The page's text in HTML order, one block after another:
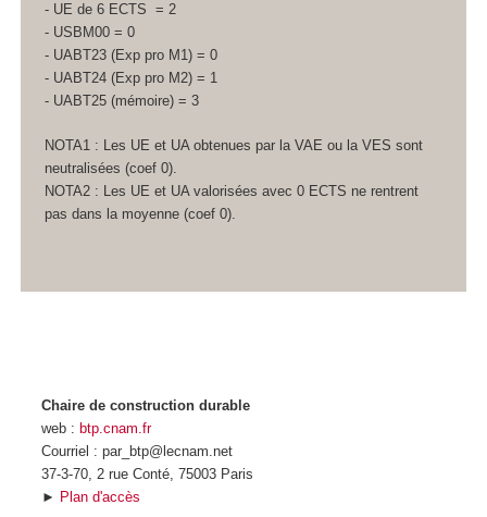
- UE de 6 ECTS = 2
- USBM00 = 0
- UABT23 (Exp pro M1) = 0
- UABT24 (Exp pro M2) = 1
- UABT25 (mémoire) = 3
NOTA1 : Les UE et UA obtenues par la VAE ou la VES sont
neutralisées (coef 0).
NOTA2 : Les UE et UA valorisées avec 0 ECTS ne rentrent
pas dans la moyenne (coef 0).
Chaire de construction durable
web : btp.cnam.fr
Courriel : par_btp@lecnam.net
37-3-70, 2 rue Conté, 75003 Paris
► Plan d'accès